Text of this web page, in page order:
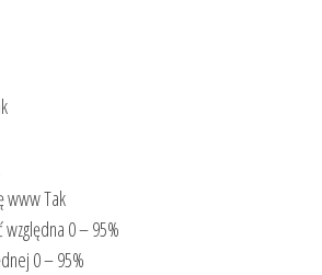
www Tak
0 – 95%
0 – 95%